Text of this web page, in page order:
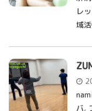
レ
域
バ,